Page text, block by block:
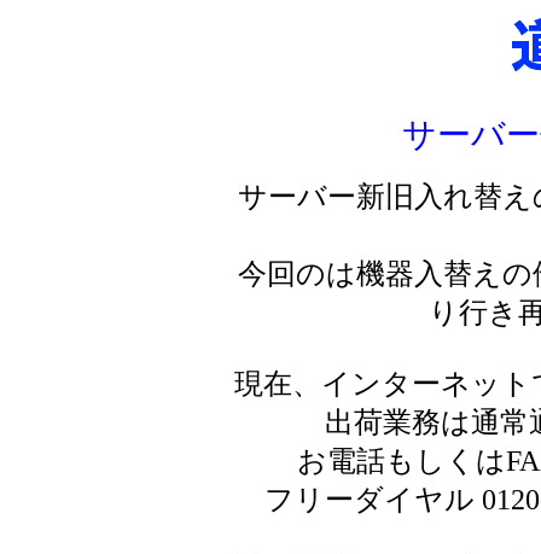
サーバ
サーバー新旧入れ替
今回のは機器入替え
り行き
現在、インターネッ
出荷業務は通
お電話もしくは
フリーダイヤル